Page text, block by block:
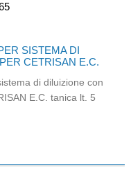
di delivery. Da
al cubo pizza.
pezzi.
SISTEMA DI
CETRISAN E.C.
di diluizione con
E.C. tanica lt. 5